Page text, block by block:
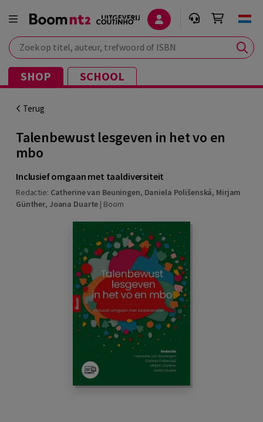
Zoek op titel, auteur, trefwoord of ISBN
SHOP SCHOOL
Terug
Talenbewust lesgeven in het vo en
mbo
Inclusief omgaan met taaldiversiteit
Redactie: Catherine van Beuningen, Daniela Polišenská, Mirjam
Günther, Joana Duarte | Boom